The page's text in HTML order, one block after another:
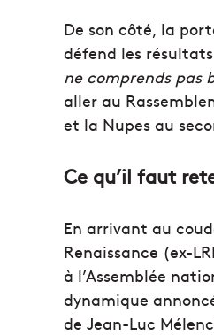
De son côté, la
défend les
ne comprends pas
aller au
et la Nupes au
Ce qu’il faut
En arrivant au
Renaissance (ex-
à l’Assemblée
dynamique
de Jean-Luc